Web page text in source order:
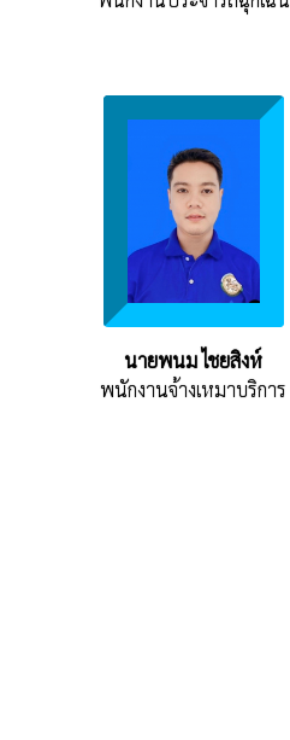
นายพนม ไชยสิงห์
พนักงานจ้างเหมาบริการ